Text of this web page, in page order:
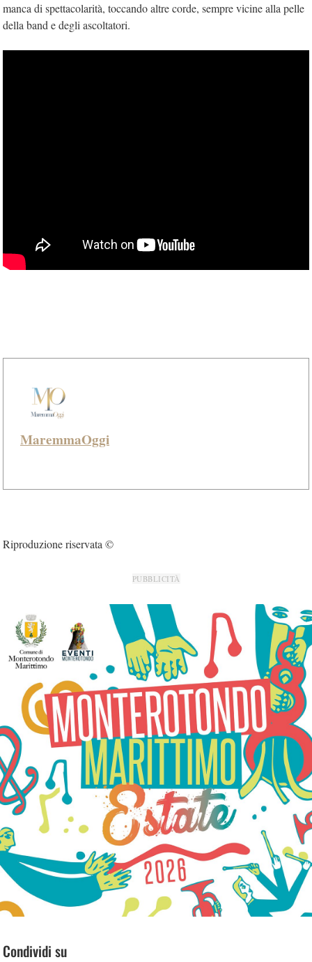
manca di spettacolarità, toccando altre corde, sempre vicine alla pelle
della band e degli ascoltatori.
MaremmaOggi
Riproduzione riservata ©
PUBBLICITÀ
Condividi su